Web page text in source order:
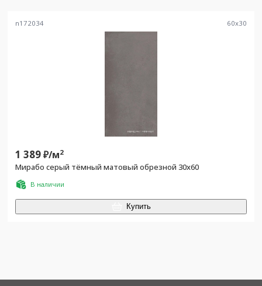
n172034 60x30
1 389₽/м2
Мирабо серый тёмный матовый обрезной 30х60
В наличии
Купить